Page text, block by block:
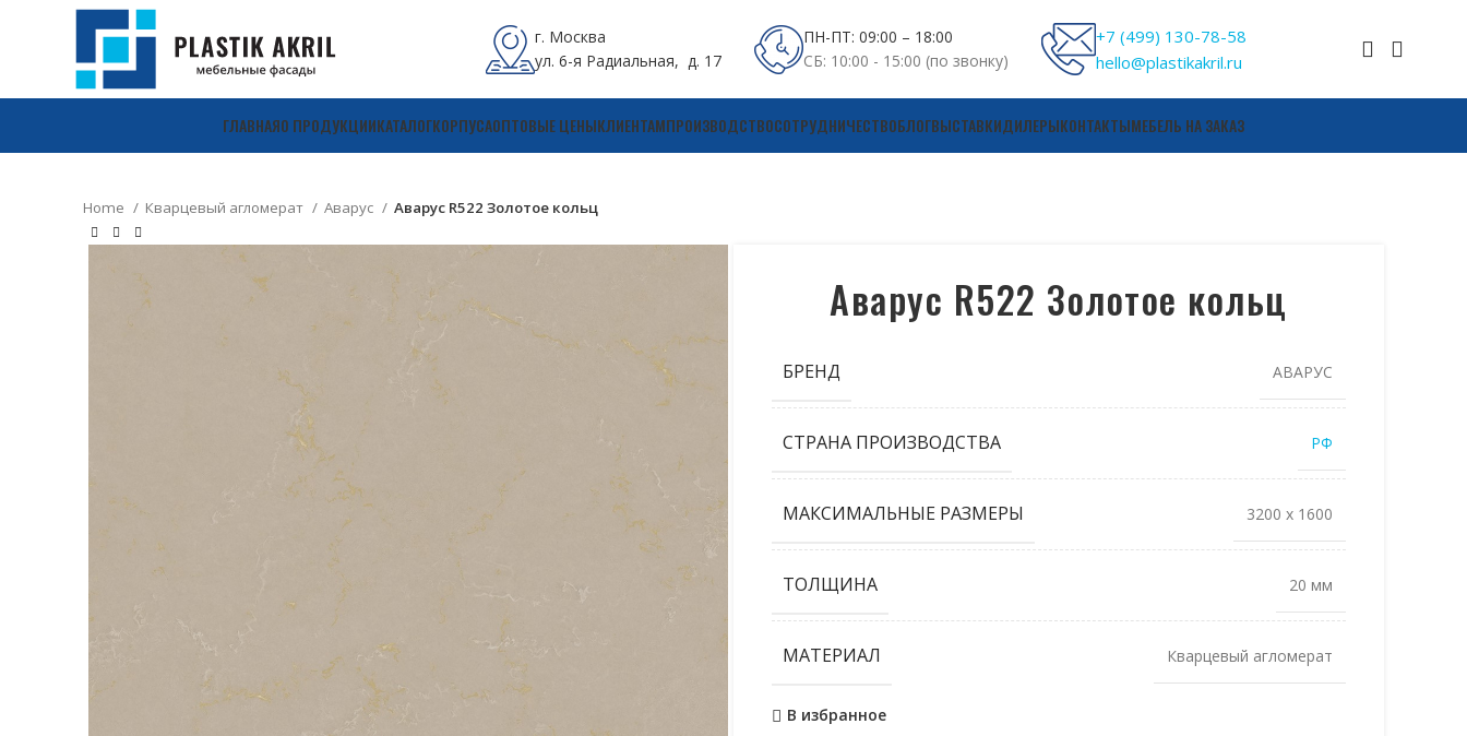
г. Москва
ул. 6-я Радиальная, д. 17
ПН-ПТ: 09:00 – 18:00
СБ: 10:00 - 15:00 (по звонку)
+7 (499) 130-78-58
hello@plastikakril.ru
ГЛАВНАЯО ПРОДУКЦИИКАТАЛОГКОРПУСАОПТОВЫЕ ЦЕНЫКЛИЕНТАМПРОИЗВОДСТВОСОТРУДНИЧЕСТВОБЛОГВЫСТАВКИДИЛЕРЫКОНТАКТЫМЕБЕЛЬ НА ЗАКАЗ
Home Кварцевый агломерат Аварус Аварус R522 Золотое кольц
Аварус R522 Золотое кольц
БРЕНД АВАРУС
СТРАНА ПРОИЗВОДСТВА РФ
МАКСИМАЛЬНЫЕ РАЗМЕРЫ 3200 x 1600
ТОЛЩИНА 20 мм
МАТЕРИАЛ Кварцевый агломерат
В избранное